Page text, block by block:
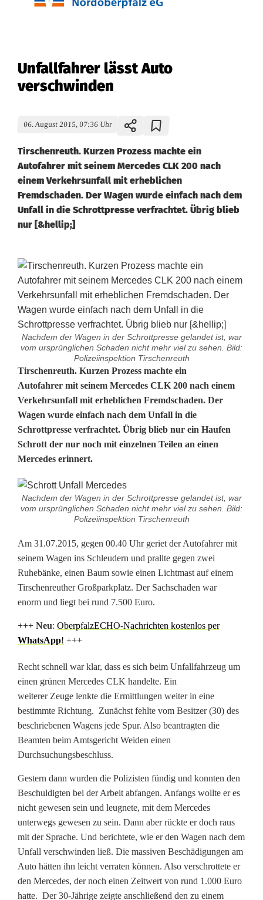
Unfallfahrer lässt Auto
verschwinden
06. August 2015, 07:36 Uhr
Tirschenreuth. Kurzen Prozess machte ein
Autofahrer mit seinem Mercedes CLK 200 nach
einem Verkehrsunfall mit erheblichen
Fremdschaden. Der Wagen wurde einfach nach dem
Unfall in die Schrottpresse verfrachtet. Übrig blieb
nur [&hellip;]
Nachdem der Wagen in der Schrottpresse gelandet ist, war
vom ursprünglichen Schaden nicht mehr viel zu sehen. Bild:
Polizeiinspektion Tirschenreuth
U
n
f
a
l
l
f
h
r
e
l
ä
s
s
t
A
u
t
o
v
e
r
Tirschenreuth. Kurzen Prozess machte ein
Autofahrer mit seinem Mercedes CLK 200 nach einem
Verkehrsunfall mit erheblichen Fremdschaden. Der
Wagen wurde einfach nach dem Unfall in die
Schrottpresse verfrachtet. Übrig blieb nur ein Haufen
Schrott der nur noch mit einzelnen Teilen an einen
Mercedes erinnert.
Nachdem der Wagen in der Schrottpresse gelandet ist, war
vom ursprünglichen Schaden nicht mehr viel zu sehen. Bild:
Polizeiinspektion Tirschenreuth
Am 31.07.2015, gegen 00.40 Uhr geriet der Autofahrer mit
seinem Wagen ins Schleudern und prallte gegen zwei
Ruhebänke, einen Baum sowie einen Lichtmast auf einem
Tirschenreuther Großparkplatz. Der Sachschaden war
enorm und liegt bei rund 7.500 Euro.
+++ Neu: OberpfalzECHO-Nachrichten kostenlos per
WhatsApp! +++
Recht schnell war klar, dass es sich beim Unfallfahrzeug um
einen grünen Mercedes CLK handelte. Ein
weiterer Zeuge lenkte die Ermittlungen weiter in eine
bestimmte Richtung. Zunächst fehlte vom Besitzer (30) des
beschriebenen Wagens jede Spur. Also beantragten die
Beamten beim Amtsgericht Weiden einen
Durchsuchungsbeschluss.
Gestern dann wurden die Polizisten fündig und konnten den
Beschuldigten bei der Arbeit abfangen. Anfangs wollte er es
nicht gewesen sein und leugnete, mit dem Mercedes
unterwegs gewesen zu sein. Dann aber rückte er doch raus
mit der Sprache. Und berichtete, wie er den Wagen nach dem
Unfall verschwinden ließ. Die massiven Beschädigungen am
Auto hätten ihn leicht verraten können. Also verschrottete er
den Mercedes, der noch einen Zeitwert von rund 1.000 Euro
hatte. Der 30-Jährige zeigte anschließend den zu einem